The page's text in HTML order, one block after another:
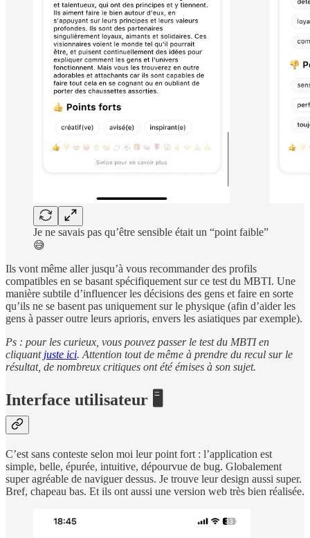
Je ne savais pas qu’être sensible était un “point faible”
😅
Ils vont même aller jusqu’à vous recommander des profils
compatibles en se basant spécifiquement sur ce test du MBTI. Une
manière subtile d’influencer les décisions des gens et faire en sorte
qu’ils ne se basent pas uniquement sur le physique (afin d’aider les
gens à passer outre leurs aprioris, envers les asiatiques par exemple).
Ps : pour les curieux, vous pouvez passer le test du MBTI en
cliquant juste ici. Attention tout de même à prendre du recul sur le
résultat, de nombreux critiques ont été émises à son sujet.
Interface utilisateur 🖥️
C’est sans conteste selon moi leur point fort : l’application est
simple, belle, épurée, intuitive, dépourvue de bug. Globalement
super agréable de naviguer dessus. Je trouve leur design aussi super.
Bref, chapeau bas. Et ils ont aussi une version web très bien réalisée.